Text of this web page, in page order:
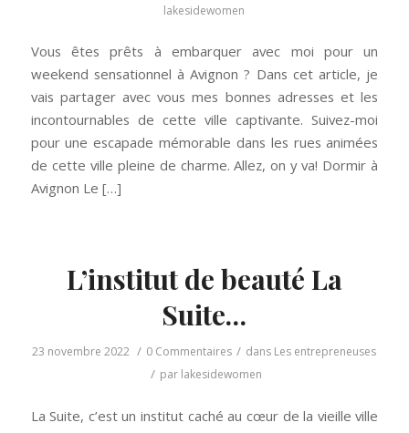
lakesidewomen
Vous êtes prêts à embarquer avec moi pour un
weekend sensationnel à Avignon ? Dans cet article, je
vais partager avec vous mes bonnes adresses et les
incontournables de cette ville captivante. Suivez-moi
pour une escapade mémorable dans les rues animées
de cette ville pleine de charme. Allez, on y va! Dormir à
Avignon Le […]
L’institut de beauté La
Suite…
23 novembre 2022 / 0 Commentaires / dans Les entrepreneuses
/ par lakesidewomen
La Suite, c’est un institut caché au cœur de la vieille ville